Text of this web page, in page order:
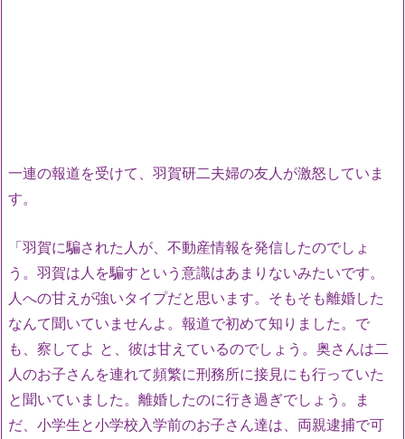
一連の報道を受けて、羽賀研二夫婦の友人が激怒していま
す。
「羽賀に騙された人が、不動産情報を発信したのでしょ
う。羽賀は人を騙すという意識はあまりないみたいです。
人への甘えが強いタイプだと思います。そもそも離婚した
なんて聞いていませんよ。報道で初めて知りました。で
も、察してよ と、彼は甘えているのでしょう。奥さんは二
人のお子さんを連れて頻繁に刑務所に接見にも行っていた
と聞いていました。離婚したのに行き過ぎでしょう。ま
だ、小学生と小学校入学前のお子さん達は、両親逮捕で可